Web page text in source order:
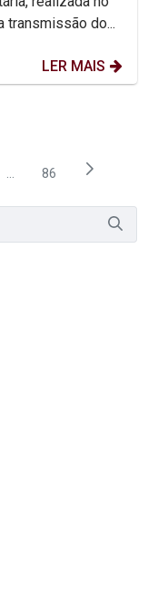
transmissão do...
LER MAIS
Páginas intermediárias
Página
86